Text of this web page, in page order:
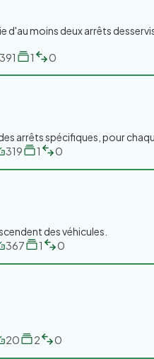
d'au moins deux arrêts
391 1 0
arrêts spécifiques, pour
319 1 0
des véhicules.
367 1 0
20 2 0